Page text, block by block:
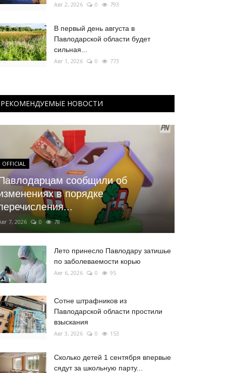
Авг 2, 2026 0 793
В первый день августа в
Павлодарской области будет
сильная...
Авг 1, 2026 0 773
РЕКОМЕНДУЕМЫЕ НОВОСТИ
OFFICIAL
сообщили об
в порядке
7, 2026 0 78
Лето принесло Павлодару затишье
по заболеваемости корью
Авг 6, 2026 0 95
Сотне штрафников из
Павлодарской области простили
взыскания
Авг 3, 2026 0 153
Сколько детей 1 сентября впервые
сядут за школьную парту...